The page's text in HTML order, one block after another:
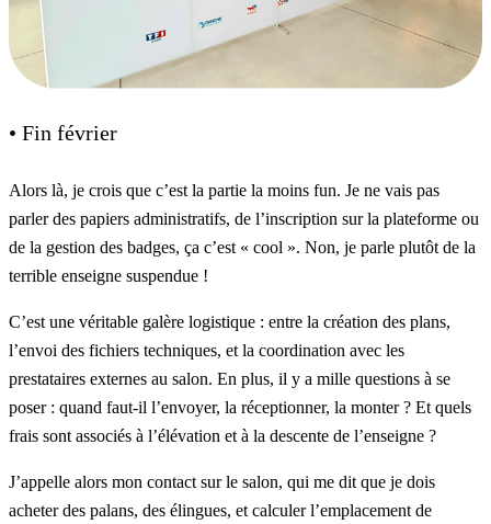
• Fin février
Alors là, je crois que c’est la partie la moins fun. Je ne vais pas
parler des papiers administratifs, de l’inscription sur la plateforme ou
de la gestion des badges, ça c’est « cool ». Non, je parle plutôt de la
terrible enseigne suspendue !
C’est une véritable galère logistique : entre la création des plans,
l’envoi des fichiers techniques, et la coordination avec les
prestataires externes au salon. En plus, il y a mille questions à se
poser : quand faut-il l’envoyer, la réceptionner, la monter ? Et quels
frais sont associés à l’élévation et à la descente de l’enseigne ?
J’appelle alors mon contact sur le salon, qui me dit que je dois
acheter des palans, des élingues, et calculer l’emplacement de